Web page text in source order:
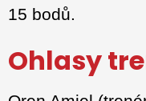
15 bodů.
Ohlasy